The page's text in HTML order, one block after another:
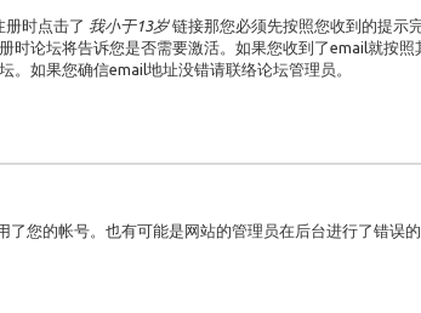
册时点击了 我小于13岁链接那您必须先按照您收到的提示
论坛将告诉您是否需要激活。如果您收到了email就按照
。如果您确信email地址没错请联络论坛管理员。
您的帐号。也有可能是网站的管理员在后台进行了错误